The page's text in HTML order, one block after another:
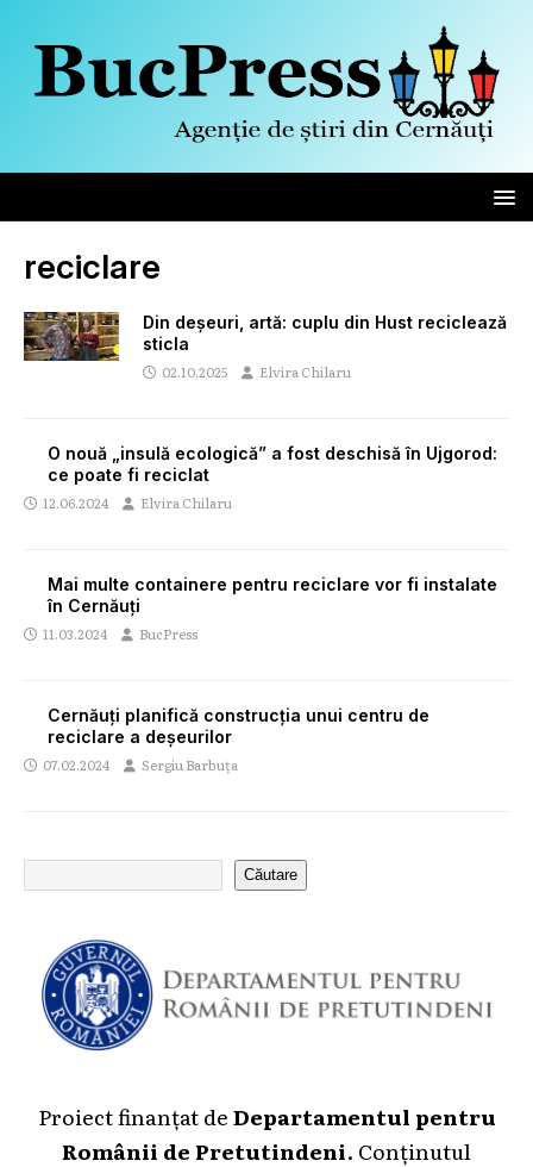
reciclare
Din deșeuri, artă: cuplu din Hust reciclează
sticla
02.10.2025 Elvira Chilaru
O nouă „insulă ecologică” a fost deschisă în Ujgorod:
ce poate fi reciclat
12.06.2024 Elvira Chilaru
Mai multe containere pentru reciclare vor fi instalate
în Cernăuți
11.03.2024 BucPress
Cernăuți planifică construcția unui centru de
reciclare a deșeurilor
07.02.2024 Sergiu Barbuța
Căutare
Proiect finanțat deDepartamentul pentru
Românii de Pretutindeni. Conținutul